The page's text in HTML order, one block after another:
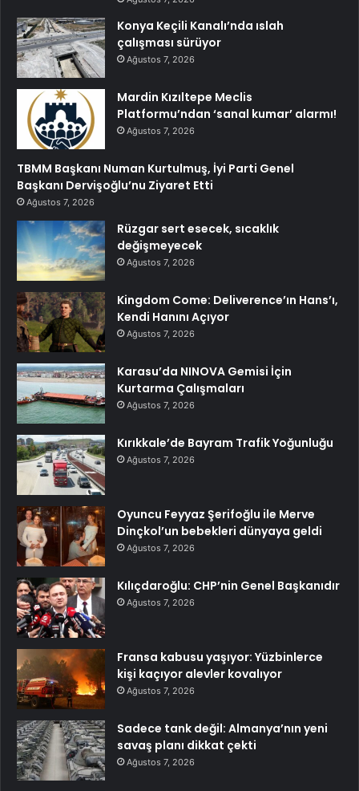
Konya Keçili Kanalı’nda ıslah
çalışması sürüyor
Ağustos 7, 2026
Mardin Kızıltepe Meclis
Platformu’ndan ‘sanal kumar’ alarmı!
Ağustos 7, 2026
TBMM Başkanı Numan Kurtulmuş, İyi Parti Genel
Başkanı Dervişoğlu’nu Ziyaret Etti
Ağustos 7, 2026
Rüzgar sert esecek, sıcaklık
değişmeyecek
Ağustos 7, 2026
Kingdom Come: Deliverence’ın Hans’ı,
Kendi Hanını Açıyor
Ağustos 7, 2026
Karasu’da NINOVA Gemisi İçin
Kurtarma Çalışmaları
Ağustos 7, 2026
Kırıkkale’de Bayram Trafik Yoğunluğu
Ağustos 7, 2026
Oyuncu Feyyaz Şerifoğlu ile Merve
Dinçkol’un bebekleri dünyaya geldi
Ağustos 7, 2026
Kılıçdaroğlu: CHP’nin Genel Başkanıdır
Ağustos 7, 2026
Fransa kabusu yaşıyor: Yüzbinlerce
kişi kaçıyor alevler kovalıyor
Ağustos 7, 2026
Sadece tank değil: Almanya’nın yeni
savaş planı dikkat çekti
Ağustos 7, 2026